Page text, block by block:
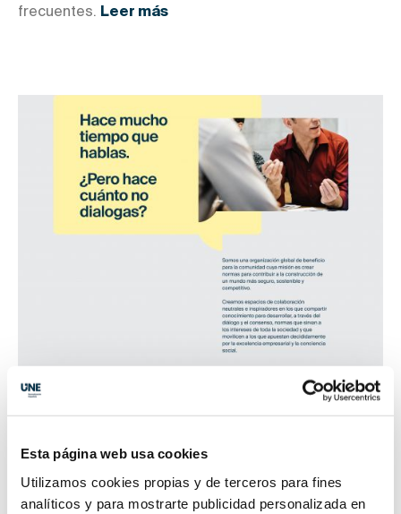
Esta página web usa cookies
Utilizamos cookies propias y de terceros para fines
analíticos y para mostrarte publicidad personalizada en
frecuentes. Leer más
AIMPLAS, Premio UNE de Estandarización e
Innovación 2025